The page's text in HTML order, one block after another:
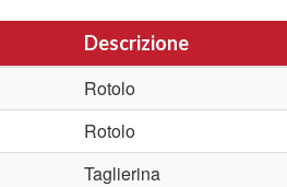
Descrizione
Rotolo
Rotolo
Taglierina